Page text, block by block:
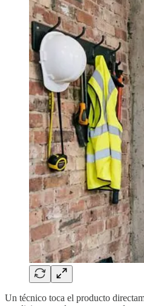
Un técnico toca el producto